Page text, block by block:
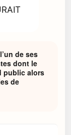
de ses
dont le
public alors
de